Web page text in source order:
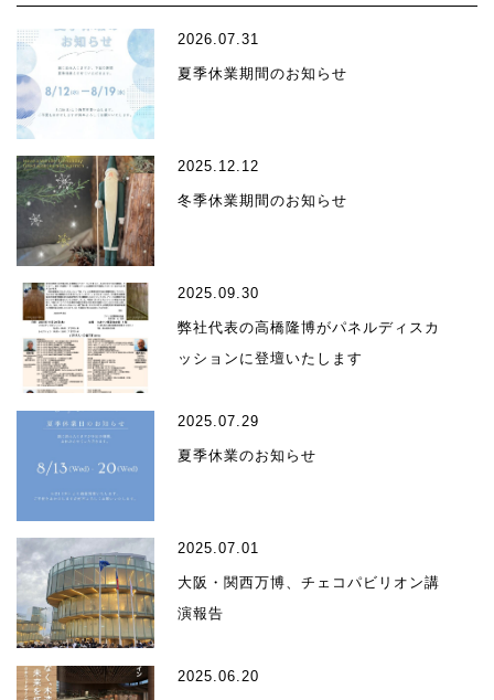
2026.07.31
夏季休業期間のお知らせ
2025.12.12
冬季休業期間のお知らせ
2025.09.30
弊社代表の高橋隆博がパネルディスカ
ッションに登壇いたします
2025.07.29
夏季休業のお知らせ
2025.07.01
大阪・関西万博、チェコパビリオン講
演報告
2025.06.20